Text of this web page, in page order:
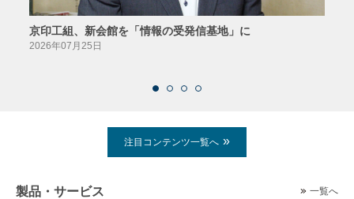
京印工組、新会館を「情報の受発信基地」に
2026年07月25日
注目コンテンツ一覧へ
製品・サービス 一覧へ